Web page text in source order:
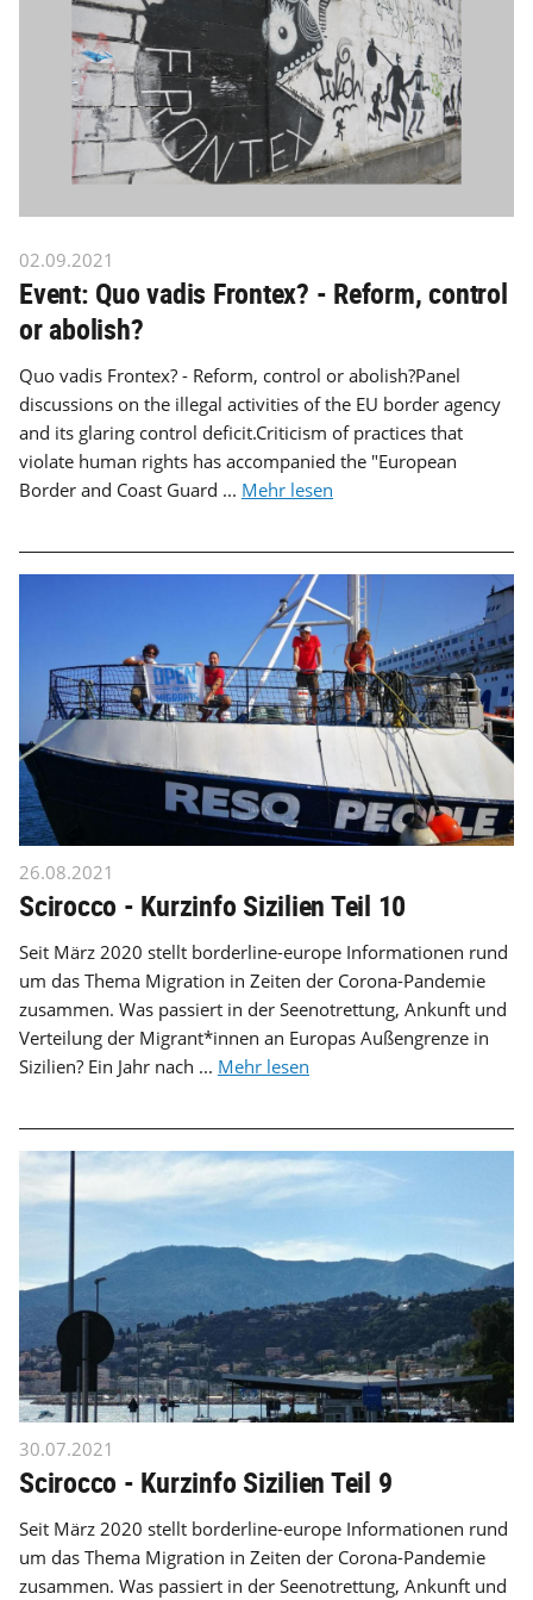
02.09.2021
Event: Quo vadis Frontex? - Reform, control
or abolish?
Quo vadis Frontex? - Reform, control or abolish?Panel
discussions on the illegal activities of the EU border agency
and its glaring control deficit.Criticism of practices that
violate human rights has accompanied the "European
Border and Coast Guard ... Mehr lesen
26.08.2021
Scirocco - Kurzinfo Sizilien Teil 10
Seit März 2020 stellt borderline-europe Informationen rund
um das Thema Migration in Zeiten der Corona-Pandemie
zusammen. Was passiert in der Seenotrettung, Ankunft und
Verteilung der Migrant*innen an Europas Außengrenze in
Sizilien? Ein Jahr nach ... Mehr lesen
30.07.2021
Scirocco - Kurzinfo Sizilien Teil 9
Seit März 2020 stellt borderline-europe Informationen rund
um das Thema Migration in Zeiten der Corona-Pandemie
zusammen. Was passiert in der Seenotrettung, Ankunft und